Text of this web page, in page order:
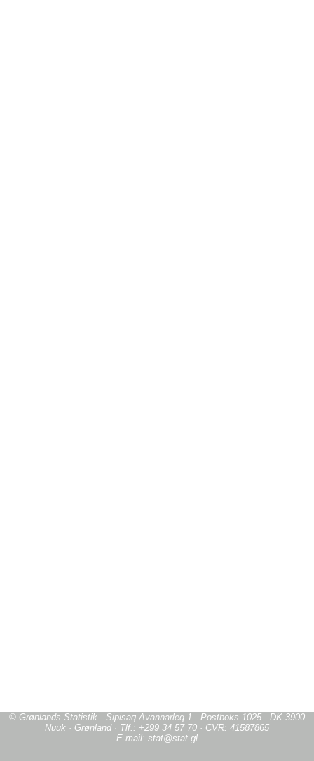
© Grønlands Statistik · Sipisaq Avannarleq 1 · Postboks 1025 · DK-3900
Nuuk · Grønland · Tlf.: +299 34 57 70 · CVR: 41587865
E-mail: stat@stat.gl